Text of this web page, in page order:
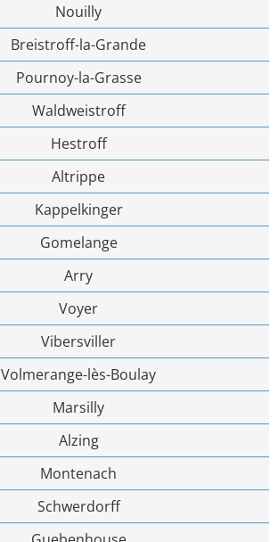
Nouilly
Breistroff-la-Grande
Pournoy-la-Grasse
Waldweistroff
Hestroff
Altrippe
Kappelkinger
Gomelange
Arry
Voyer
Vibersviller
Volmerange-lès-Boulay
Marsilly
Alzing
Montenach
Schwerdorff